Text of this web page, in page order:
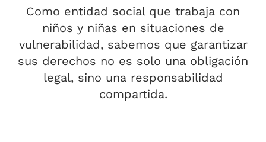
Como entidad social que trabaja con
niños y niñas en situaciones de
vulnerabilidad, sabemos que garantizar
sus derechos no es solo una obligación
legal, sino una responsabilidad
compartida.